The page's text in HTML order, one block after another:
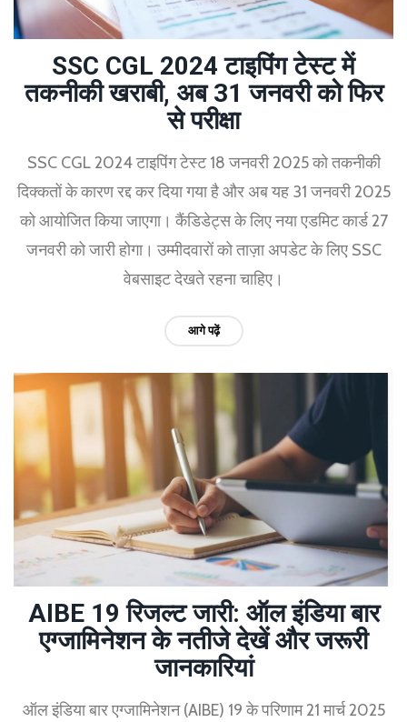
SSC CGL 2024 टाइपिंग टेस्ट में
तकनीकी खराबी, अब 31 जनवरी को फिर
से परीक्षा
SSC CGL 2024 टाइपिंग टेस्ट 18 जनवरी 2025 को तकनीकी
दिक्कतों के कारण रद्द कर दिया गया है और अब यह 31 जनवरी 2025
को आयोजित किया जाएगा। कैंडिडेट्स के लिए नया एडमिट कार्ड 27
जनवरी को जारी होगा। उम्मीदवारों को ताज़ा अपडेट के लिए SSC
वेबसाइट देखते रहना चाहिए।
आगे पढ़ें
AIBE 19 रिजल्ट जारी: ऑल इंडिया बार
एग्जामिनेशन के नतीजे देखें और जरूरी
जानकारियां
ऑल इंडिया बार एग्जामिनेशन (AIBE) 19 के परिणाम 21 मार्च 2025